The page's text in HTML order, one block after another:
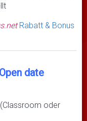
Rabatt & Bonus
date
oder